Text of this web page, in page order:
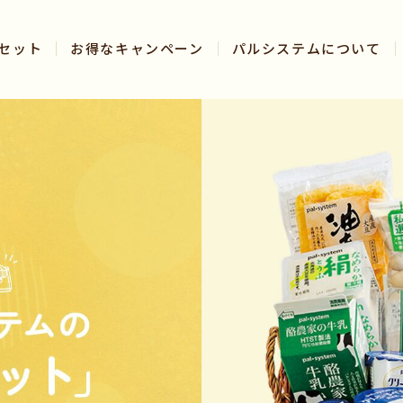
ット お得なキャンペーン パルシステムについて